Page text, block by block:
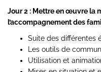
Jour 2 : Mettre en œuvre la
l’accompagnement des
Suite des différentes
Les outils de
Utilisation et